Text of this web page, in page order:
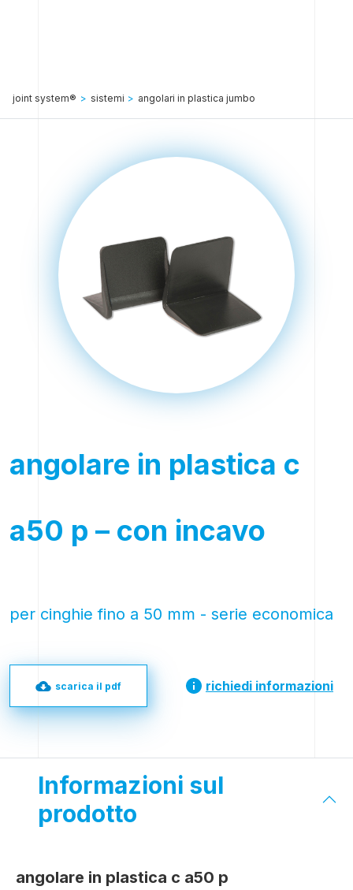
joint system® > sistemi > angolari in plastica jumbo
angolare in plastica c
a50 p – con incavo
per cinghie fino a 50 mm - serie economica
scarica il pdf richiedi informazioni
Informazioni sul
prodotto
angolare in plastica c a50 p